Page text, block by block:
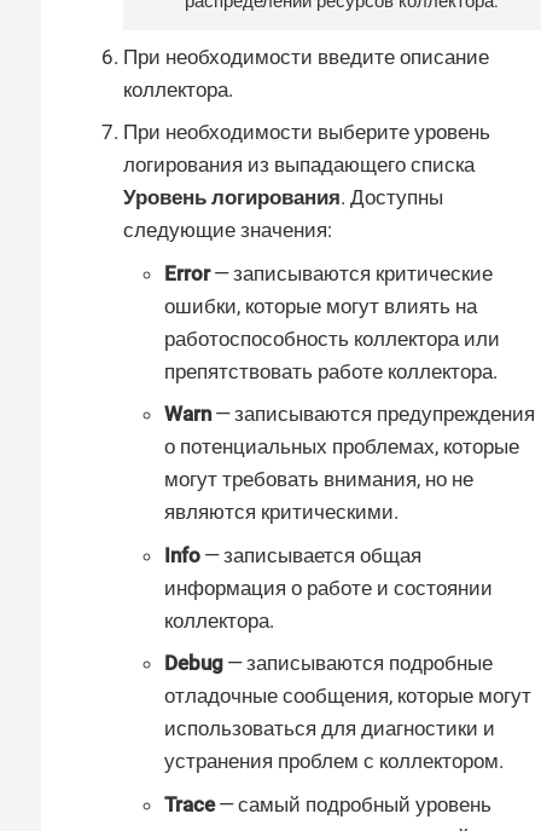
При необходимости введите описание
коллектора.
При необходимости выберите уровень
логирования из выпадающего списка
Уровень логирования. Доступны
следующие значения:
Error— записываются критические
ошибки, которые могут влиять на
работоспособность коллектора или
препятствовать работе коллектора.
Warn— записываются предупреждения
о потенциальных проблемах, которые
могут требовать внимания, но не
являются критическими.
Info — записывается общая
информация о работе и состоянии
коллектора.
Debug — записываются подробные
отладочные сообщения, которые могут
использоваться для диагностики и
устранения проблем с коллектором.
Trace— самый подробный уровень